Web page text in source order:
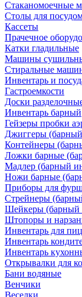
Стаканомоечные
Столы для
Кассеты
Прачечное
Катки гладильные
Машины
Стиральные
Инвентарь и
Гастроемкости
Доски
Инвентарь барный
Гейзеры пробки
Джиггеры
Контейнеры
Ложки барные
Мадлер (барный
Ножи барные
Приборы для
Стрейнеры
Шейкеры (барный
Штопоры и
Инвентарь для
Инвентарь
Инвентарь
Открывалки для
Бани водяные
Венчики
Веселки